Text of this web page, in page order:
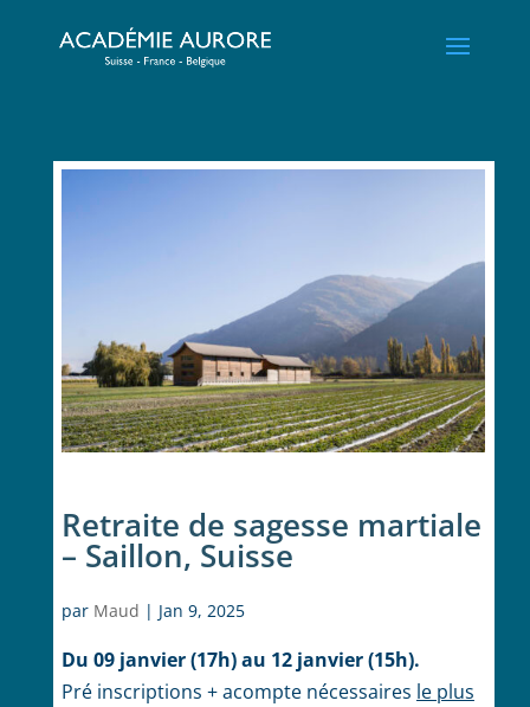
Retraite de sagesse martiale
– Saillon, Suisse
par Maud | Jan 9, 2025
Du 09 janvier (17h) au 12 janvier (15h).
Pré inscriptions + acompte nécessaires le plus